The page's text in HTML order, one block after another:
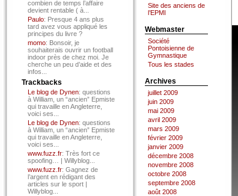
combien de temps l’affaire
devient rentable ( à...
Paulo: Presque 4 ans plus
tard avez vous appliqué les
principes du livre ?
momo: Bonsoir, je
souhaiterais ouvrir un football
indoor près de chez moi. Je
cherche un peu d’aide et des
infos...
Trackbacks
Le blog de Dynen: questions
à William, un “ancien” Epmiste
qui travaille en Angleterre,
voici ses...
Le blog de Dynen: questions
à William, un “ancien” Epmiste
qui travaille en Angleterre,
voici ses...
www.fuzz.fr: Très fort ce
spoofing… | Willyblog...
www.fuzz.fr: Gagnez de
l’argent en rédigant des
articles sur le sport |
Willyblog...
Site des anciens de
l’EPMI
Webmaster
Société
Pontoisienne de
Gymnastique
Tous les stades
Archives
juillet 2009
juin 2009
mai 2009
avril 2009
mars 2009
février 2009
janvier 2009
décembre 2008
novembre 2008
octobre 2008
septembre 2008
août 2008